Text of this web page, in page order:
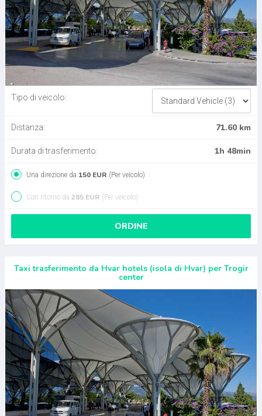
Tipo di veicolo:
Distanza: 71.60 km
Durata di trasferimento: 1h 48min
Una direzione da 150 EUR (Per veicolo)
Con ritorno da 285 EUR (Per veicolo)
ORDINE
Taxi trasferimento da Hvar hotels (isola di Hvar) per Trogir
center